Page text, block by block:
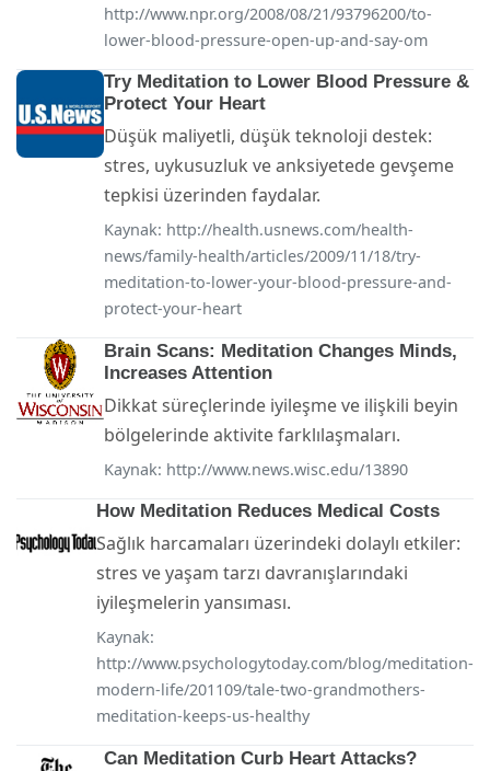
http://www.npr.org/2008/08/21/93796200/to-
lower-blood-pressure-open-up-and-say-om
Try Meditation to Lower Blood Pressure &
Protect Your Heart
Düşük maliyetli, düşük teknoloji destek:
stres, uykusuzluk ve anksiyetede gevşeme
tepkisi üzerinden faydalar.
Kaynak: http://health.usnews.com/health-
news/family-health/articles/2009/11/18/try-
meditation-to-lower-your-blood-pressure-and-
protect-your-heart
Brain Scans: Meditation Changes Minds,
Increases Attention
Dikkat süreçlerinde iyileşme ve ilişkili beyin
bölgelerinde aktivite farklılaşmaları.
Kaynak: http://www.news.wisc.edu/13890
How Meditation Reduces Medical Costs
Sağlık harcamaları üzerindeki dolaylı etkiler:
stres ve yaşam tarzı davranışlarındaki
iyileşmelerin yansıması.
Kaynak:
http://www.psychologytoday.com/blog/meditation-
modern-life/201109/tale-two-grandmothers-
meditation-keeps-us-healthy
Can Meditation Curb Heart Attacks?